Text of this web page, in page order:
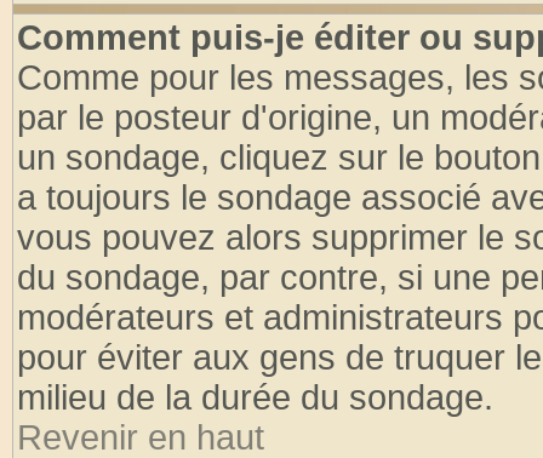
Comment puis-je éditer ou
Comme pour les messages, les
par le posteur d'origine, un
un sondage, cliquez sur le
a toujours le sondage associé
vous pouvez alors supprimer le
du sondage, par contre, si une
modérateurs et administrateurs
pour éviter aux gens de truquer
milieu de la durée du sondage.
Revenir en haut